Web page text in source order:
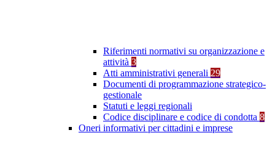
Riferimenti normativi su organizzazione e
attività 3
Atti amministrativi generali 29
Documenti di programmazione strategico-
gestionale
Statuti e leggi regionali
Codice disciplinare e codice di condotta 8
Oneri informativi per cittadini e imprese